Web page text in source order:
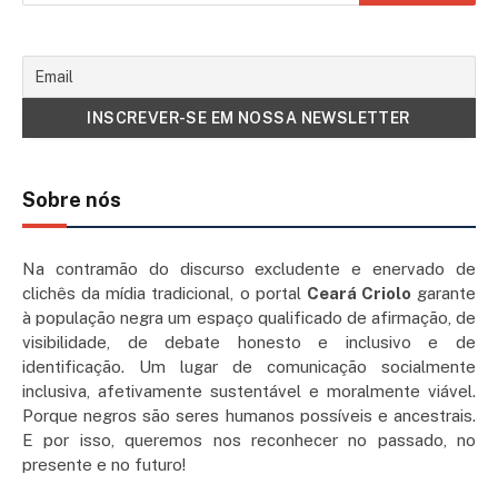
Sobre nós
Na contramão do discurso excludente e enervado de
clichês da mídia tradicional, o portal Ceará Criolo garante
à população negra um espaço qualificado de afirmação, de
visibilidade, de debate honesto e inclusivo e de
identificação. Um lugar de comunicação socialmente
inclusiva, afetivamente sustentável e moralmente viável.
Porque negros são seres humanos possíveis e ancestrais.
E por isso, queremos nos reconhecer no passado, no
presente e no futuro!